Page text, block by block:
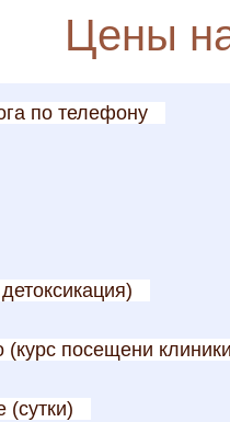
Цены
по телефону
посещени
(сутки)